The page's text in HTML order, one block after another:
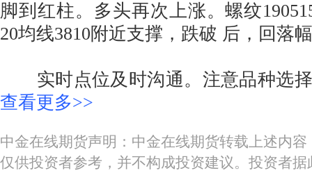
脚到红柱。多头再次上涨。螺纹
20均线3810附近支撑，跌破 后，回落
实时点位及时沟通。注意品种选
查看更多>>
中金在线期货声明：中金在线期货转载上述内
仅供投资者参考，并不构成投资建议。投资者